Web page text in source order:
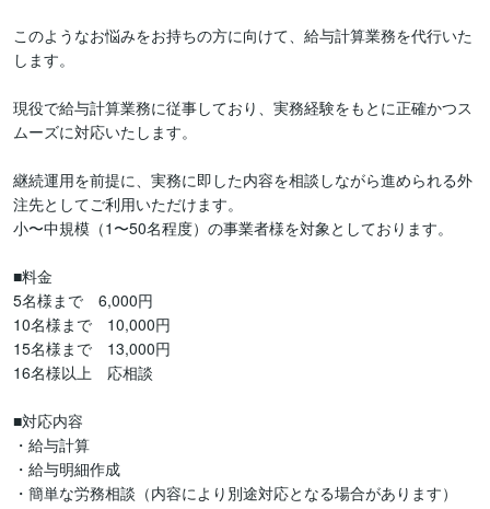
このようなお悩みをお持ちの方に向けて、給与計算業務を代行いた
します。
現役で給与計算業務に従事しており、実務経験をもとに正確かつス
ムーズに対応いたします。
継続運用を前提に、実務に即した内容を相談しながら進められる外
注先としてご利用いただけます。
小〜中規模（1〜50名程度）の事業者様を対象としております。
■料金
5名様まで　6,000円
10名様まで　10,000円
15名様まで　13,000円
16名様以上　応相談
■対応内容
・給与計算
・給与明細作成
・簡単な労務相談（内容により別途対応となる場合があります）